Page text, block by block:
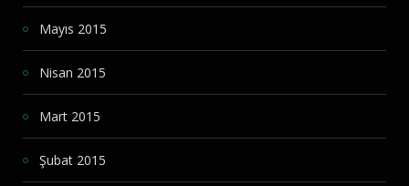
Mayıs 2015
Nisan 2015
Mart 2015
Şubat 2015